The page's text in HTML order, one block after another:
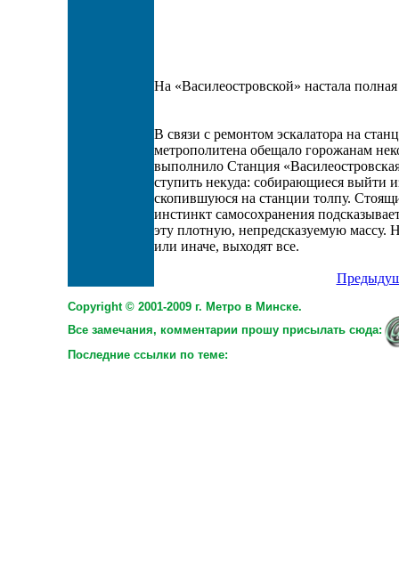
На «Василеостровской» настала
В связи с ремонтом эскалатора на
метрополитена обещало горожанам
выполнило Станция
ступить некуда: собирающиеся выйти
скопившуюся на станции толпу.
инстинкт самосохранения
эту плотную, непредсказуемую массу.
или иначе, выходят все.
Copyright © 2001-2009 г. Метро в Минске.
Все замечания, комментарии прошу присылать сюда:
Последние ссылки по теме: